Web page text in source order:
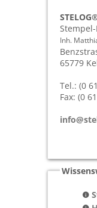
Inh.
65779
Tel.: (0
Fax: (0